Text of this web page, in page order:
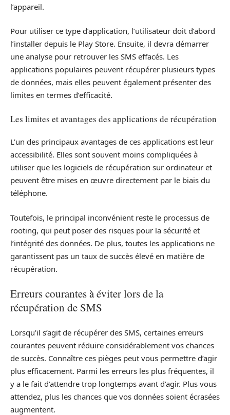
l’appareil.
Pour utiliser ce type d’application, l’utilisateur doit d’abord
l’installer depuis le Play Store. Ensuite, il devra démarrer
une analyse pour retrouver les SMS effacés. Les
applications populaires peuvent récupérer plusieurs types
de données, mais elles peuvent également présenter des
limites en termes d’efficacité.
Les limites et avantages des applications de récupération
L’un des principaux avantages de ces applications est leur
accessibilité. Elles sont souvent moins compliquées à
utiliser que les logiciels de récupération sur ordinateur et
peuvent être mises en œuvre directement par le biais du
téléphone.
Toutefois, le principal inconvénient reste le processus de
rooting, qui peut poser des risques pour la sécurité et
l’intégrité des données. De plus, toutes les applications ne
garantissent pas un taux de succès élevé en matière de
récupération.
Erreurs courantes à éviter lors de la
récupération de SMS
Lorsqu’il s’agit de récupérer des SMS, certaines erreurs
courantes peuvent réduire considérablement vos chances
de succès. Connaître ces pièges peut vous permettre d’agir
plus efficacement. Parmi les erreurs les plus fréquentes, il
y a le fait d’attendre trop longtemps avant d’agir. Plus vous
attendez, plus les chances que vos données soient écrasées
augmentent.